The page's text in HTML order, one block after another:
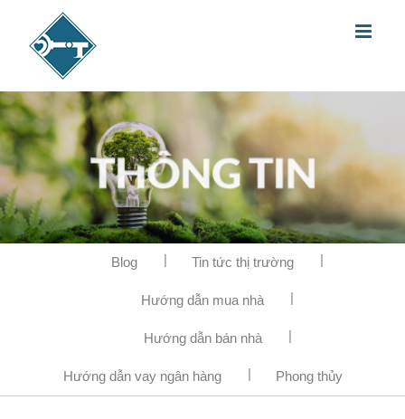
Blog Tin tức thị trường
Hướng dẫn mua nhà
Hướng dẫn bán nhà
Hướng dẫn vay ngân hàng Phong thủy